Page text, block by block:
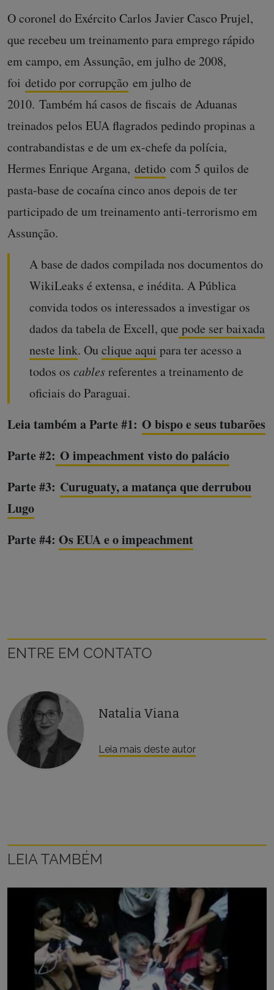
O coronel do Exército Carlos Javier Casco Prujel,
que recebeu um treinamento para emprego rápido
em campo, em Assunção, em julho de 2008,
foi detido por corrupção em julho de
2010. Também há casos de fiscais de Aduanas
treinados pelos EUA flagrados pedindo propinas a
contrabandistas e de um ex-chefe da polícia,
Hermes Enrique Argana, detido com 5 quilos de
pasta-base de cocaína cinco anos depois de ter
participado de um treinamento anti-terrorismo em
Assunção.
A base de dados compilada nos documentos do
WikiLeaks é extensa, e inédita. A Pública
convida todos os interessados a investigar os
dados da tabela de Excell, que pode ser baixada
neste link. Ou clique aqui para ter acesso a
todos os cablesreferentes a treinamento de
oficiais do Paraguai.
Leia também a Parte #1: O bispo e seus tubarões
Parte #2: O impeachment visto do palácio
Parte #3: Curuguaty, a matança que derrubou
Lugo
Parte #4: Os EUA e o impeachment
ENTRE EM CONTATO
Natalia Viana
Leia mais deste autor
LEIA TAMBÉM